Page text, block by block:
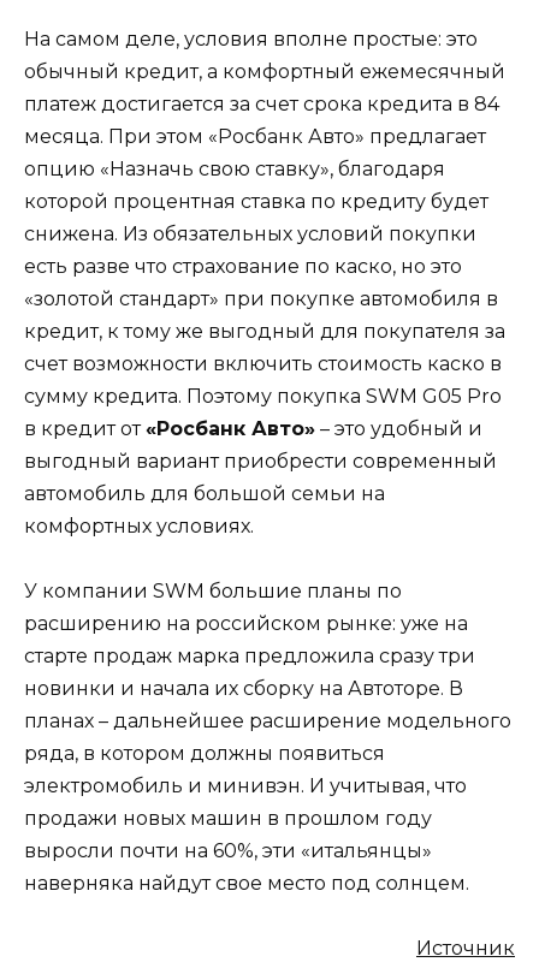
На самом деле, условия вполне простые: это
обычный кредит, а комфортный ежемесячный
платеж достигается за счет срока кредита в 84
месяца. При этом «Росбанк Авто» предлагает
опцию «Назначь свою ставку», благодаря
которой процентная ставка по кредиту будет
снижена. Из обязательных условий покупки
есть разве что страхование по каско, но это
«золотой стандарт» при покупке автомобиля в
кредит, к тому же выгодный для покупателя за
счет возможности включить стоимость каско в
сумму кредита. Поэтому покупка SWM G05 Pro
в кредит от«Росбанк Авто» – это удобный и
выгодный вариант приобрести современный
автомобиль для большой семьи на
комфортных условиях.
У компании SWM большие планы по
расширению на российском рынке: уже на
старте продаж марка предложила сразу три
новинки и начала их сборку на Автоторе. В
планах – дальнейшее расширение модельного
ряда, в котором должны появиться
электромобиль и минивэн. И учитывая, что
продажи новых машин в прошлом году
выросли почти на 60%, эти «итальянцы»
наверняка найдут свое место под солнцем.
Источник